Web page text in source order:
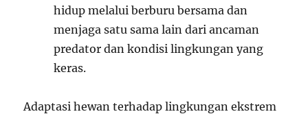
hidup melalui berburu bersama dan
menjaga satu sama lain dari ancaman
predator dan kondisi lingkungan yang
keras.
Adaptasi hewan terhadap lingkungan ekstrem